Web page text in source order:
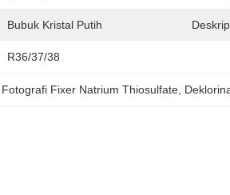
Bubuk Kristal Putih
R36/37/38
Fotografi Fixer Natrium Thiosulfate